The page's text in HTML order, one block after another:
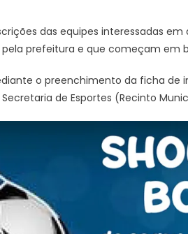
das equipes interessadas
prefeitura e que começam em
o preenchimento da ficha de
de Esportes (Recinto